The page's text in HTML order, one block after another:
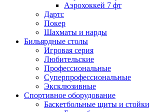
Аэрохоккей 7 фт
Дартс
Покер
Шахматы и нарды
Бильярдные столы
Игровая серия
Любительские
Профессиональные
Суперпрофессиональные
Эксклюзивные
Спортивное оборудование
Баскетбольные щиты и стойки